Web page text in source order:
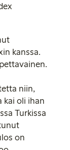
kanssa.
niin,
oli ihan
Turkissa
on